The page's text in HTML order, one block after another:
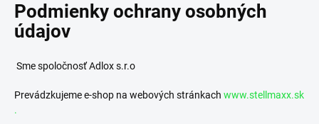
Podmienky ochrany osobných
údajov
Sme spoločnosť Adlox s.r.o
Prevádzkujeme e-shop na webových stránkach www.stellmaxx.sk
.